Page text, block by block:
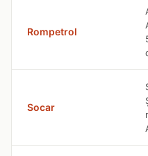
Rompetrol
Socar